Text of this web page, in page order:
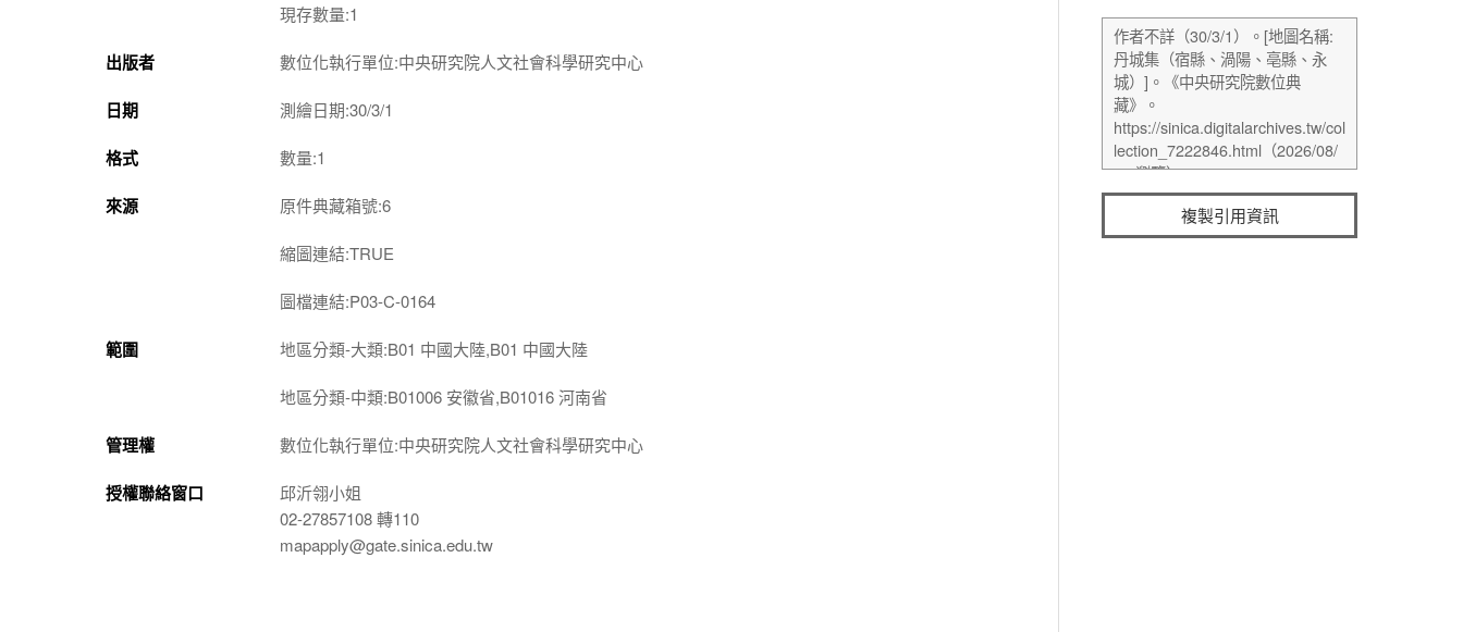
現存數量:1
出版者 數位化執行單位:中央研究院人文社會科學研究中心
日期 測繪日期:30/3/1
格式 數量:1
來源 原件典藏箱號:6
縮圖連結:TRUE
圖檔連結:P03-C-0164
範圍 地區分類-大類:B01 中國大陸,B01 中國大陸
地區分類-中類:B01006 安徽省,B01016 河南省
管理權 數位化執行單位:中央研究院人文社會科學研究中心
授權聯絡窗口
邱沂翎小姐
02-27857108 轉110
mapapply@gate.sinica.edu.tw
複製引用資訊